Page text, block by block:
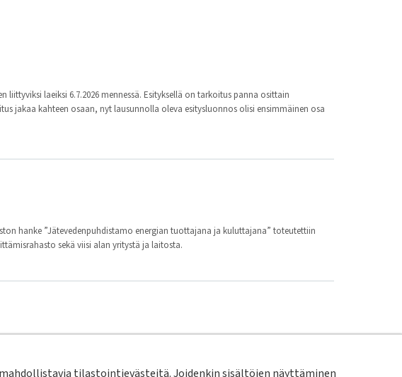
tilastointievästeitä. Joidenkin sisältöjen näyttäminen
laeiksi 6.7.2026 mennessä. Esityksellä on tarkoitus panna osittain
jakaa kahteen osaan, nyt lausunnolla oleva esitysluonnos olisi ensimmäinen osa
hanke ”Jätevedenpuhdistamo energian tuottajana ja kuluttajana” toteutettiin
sekä viisi alan yritystä ja laitosta.
ja Talousveden desinfiointi ultraviolettivalolla. Kaikki viime vuonna